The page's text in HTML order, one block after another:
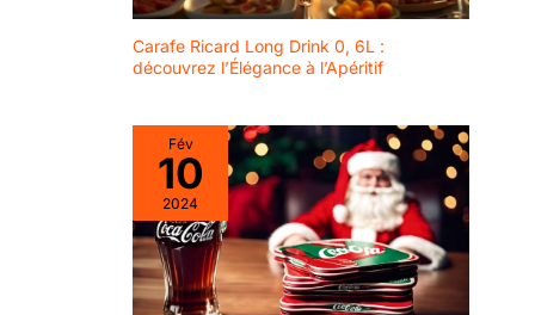
Carafe Ricard Long Drink 0, 6L :
découvrez l’Élégance à l’Apéritif
Fév
10
2024